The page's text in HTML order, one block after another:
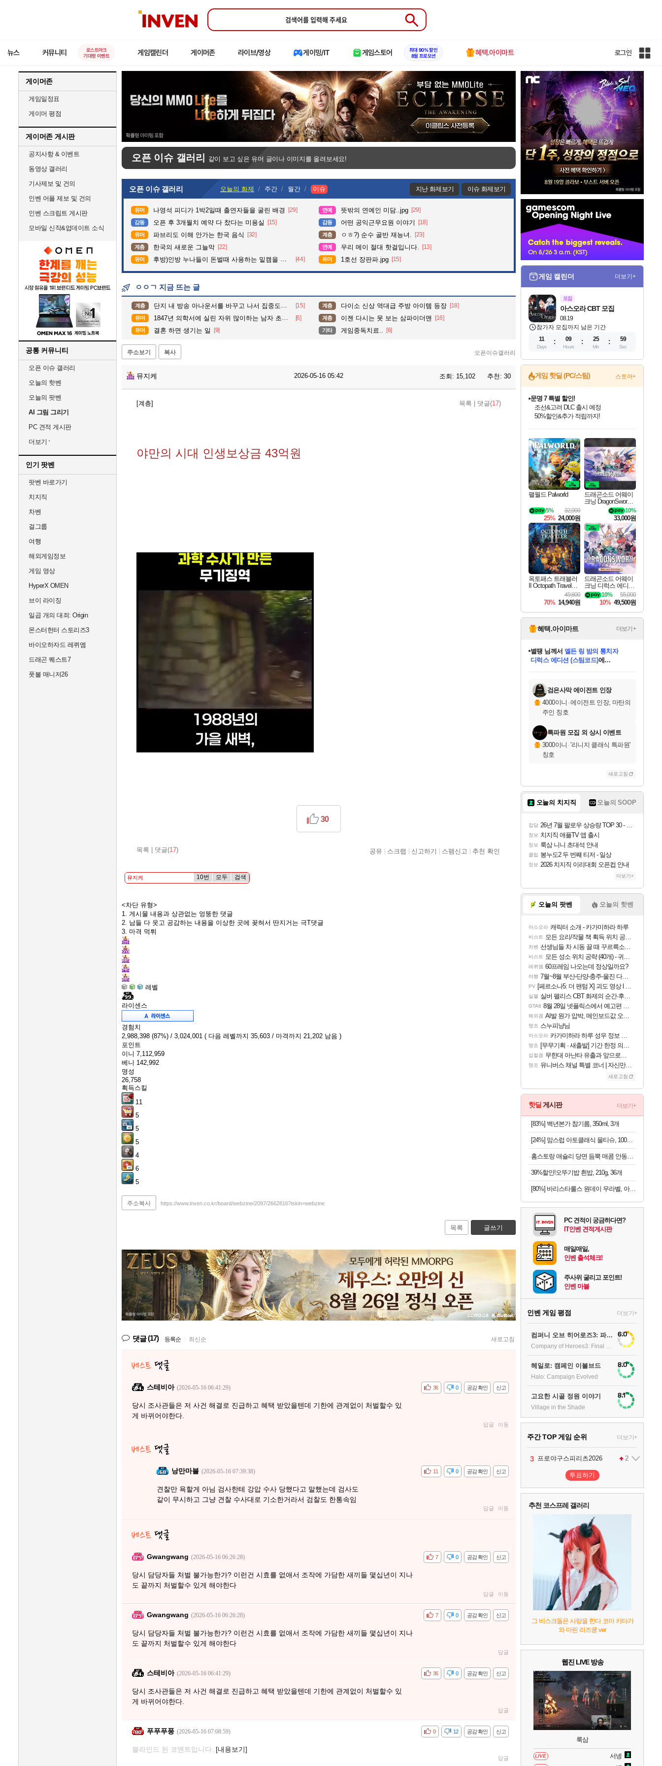
인
Submit
뉴스 커뮤니티
로스트아크
기대평 이벤트
게임캘린더 게이머존 라이브/영상 게이밍/IT 게임스토어
최대 90% 할인
8월 프로모션
혜택.아이마트 로그인
인
게이머존
게임일정표
게이머 평점
게이머존 게시판
공지사항 & 이벤트
동영상 갤러리
기사제보 및 건의
인벤 어플 제보 및 건의
인벤 스크립트 게시판
모바일 신작&업데이트 소식
공통 커뮤니티
오픈 이슈 갤러리
오늘의 핫벤
오늘의 팟벤
AI 그림 그리기
PC 견적 게시판
더보기
인기 팟벤
팟벤 바로가기
치지직
차벤
걸그룹
여행
해외게임정보
게임 영상
HyperX OMEN
브이 라이징
일곱 개의 대죄: Origin
몬스터헌터 스토리즈3
바이오하자드 레퀴엠
드래곤 퀘스트7
풋볼 매니저26
오픈 이슈 갤러리 같이 보고 싶은 유머 글이나 이미지를 올려보세요!
오픈 이슈 갤러리 오늘의 화제 주간 월간 이슈 지난 화제보기 이슈 화제보기
유머 나영석 피디가 1박2일때 출연자들을 굴린 배경 [29] 연예 뜻밖의 연예인 미담..jpg [29]
감동 오픈 후 3개월치 예약 다 찼다는 미용실 [15] 감동 어떤 공익근무요원 이야기 [18]
유머 파브리도 이해 안가는 한국 음식 [32] 계층 ㅇㅎ?) 순수 골반 재능녀. [23]
계층 한국의 새로운 그늘막 [22] 연예 우리 메이 절대 핫걸입니다. [13]
유머 후방)인방 누나들이 돈벌때 사용하는 밑캠을 알아보자 [44] 유머 1호선 장판파.jpg [15]
ㅇㅇㄱ 지금 뜨는 글
계층 단지 내 방송 아나운서를 바꾸고 나서 집중도가 확 올라갔다는 한 아파트의 안내방송 [15] 계층 다이소 신상 역대급 주방 아이템 등장 [18]
유머 1847년 의학서에 실린 자위 많이하는 남자 초상화 [6] 계층 이젠 다시는 못 보는 삼파이더맨 [16]
유머 결혼 하면 생기는 일 [9] 기타 게임중독치료.. [6]
주소보기 복사 오픈이슈갤러리
뮤지케 2026-05-16 05:42 조회: 15,102 추천: 30
[계층] 목록 댓글(17)
야만의 시대 인생보상금 43억원
목록 댓글(17)
30
공유 스크랩 신고하기 스팸신고 추천 확인
10번 모두 검색
<차단 유형>
1. 게시물 내용과 상관없는 엉뚱한 댓글
2. 남들 다 웃고 공감하는 내용을 이상한 곳에 꽂혀서 딴지거는 극T댓글
3. 마격 먹튀
레벨
라이센스
경험치
2,988,398 (87%) / 3,024,001 ( 다음 레벨까지 35,603 / 마격까지 21,202 남음 )
포인트
이니 7,112,959
베니 142,992
명성
26,758
획득스킬
11
5
5
5
4
6
5
주소복사 https://www.inven.co.kr/board/webzine/2097/2662816?iskin=webzine
목록 글쓰기
댓글(17) 등록순 최신순 새로고침
스테비아 (2026-05-16 06:41:29) 신고
공감 확인
비공감 0
36
당시 조사관들은 저 사건 해결로 진급하고 혜택 받았을텐데 기한에 관계없이 처벌할수 있
게 바뀌어야한다.
답글 이동
낭만마블 (2026-05-16 07:39:38) 신고
공감 확인
비공감 0
11
견찰만 욕할게 아님 검사한테 강압 수사 당했다고 말했는데 검사도
같이 무시하고 그냥 견찰 수사대로 기소한거라서 검찰도 한통속임
답글 이동
Gwangwang (2026-05-16 06:26:28) 신고
공감 확인
비공감 0
7
당시 담당자들 처벌 불가능한가? 이런건 시효를 없애서 조작에 가담한 새끼들 몇십년이 지나
도 끝까지 처벌할수 있게 해야한다
답글 이동
Gwangwang (2026-05-16 06:26:28) 신고
공감 확인
비공감 0
7
당시 담당자들 처벌 불가능한가? 이런건 시효를 없애서 조작에 가담한 새끼들 몇십년이 지나
도 끝까지 처벌할수 있게 해야한다
답글
스테비아 (2026-05-16 06:41:29) 신고
공감 확인
비공감 0
36
당시 조사관들은 저 사건 해결로 진급하고 혜택 받았을텐데 기한에 관계없이 처벌할수 있
게 바뀌어야한다.
답글
푸푸푸풍 (2026-05-16 07:08:59) 신고
공감 확인
비공감 12
0
블라인드 된 코멘트입니다. [내용보기]
답글
벤
게임 캘린더 더보기+
모집
08.19
아스오라 CBT 모집
참가자 모집까지 남은 기간
11
Days
09
Hours
25
Min
57
Sec
게임 핫딜 (PC/스팀) 스토어+
최대 90% 할인가를 만나보세요!
네이버혜택과 함께 만나보세요!
문명 7 특별 할인!
조선&고려 DLC 출시 예정
50%할인&추가 적립까지!
마블 투혼 파이팅 소울즈 정식출시!
마블 히어로 총 출동&화려한 격투!
네이버 포인트 혜택까지!
이니&베니 혜택까지!
네이버 혜택가와 함께 예약하세요!
할인&네이버혜택으로 만나보세요!
네이버페이 혜택과 만나보세요!
40주년 프로모션으로 만나보세요!
할인가에 만나보세요!
일부 에디션 상시 할인!
혜택으로 예약 판매 중
편안하게 충전하세요
팰월드 Palworld
32,000
5%
25% 24,000원
드래곤소드 어웨이
크닝 DragonSword A
10%
33,000원
옥토패스 트래블러
II Octopath Traveler I
49,800
70% 14,940원
드래곤소드 어웨이
크닝 디럭스 에디션
DragonSword Awake
ning Deluxe Edition
55,000
10%
10% 49,500원
혜택.아이마트 더보기+
교환.
당첨되셨습니다.
니코 님께서 (본편포함) 데이브 더
다이버 인 더 정글 번들 (스팀코드)
당첨되셨습니다.
당첨되셨습니다.
당첨되셨습니다.
당첨되셨습니다.
당첨되셨습니다.
에디션 (스팀코드)를 교환.
당첨되셨습니다.
검은사막 에이전트 인장
4000이니 ·에이전트 인장, 마탄의
주인 칭호
특파원 모집 외 상시 이벤트
3000이니 ·'리니지 클래식 특파원'
칭호
새로고침
오늘의 치지직 오늘의 SOOP
잡담 26년 7월 팔로우 상승량 TOP 30 - 월간 치지직
정보 치지직 애플TV 앱 출시
정보 룩삼 니니 초대석 안내
클립 봉누도2 두 번째 티저 - 일상
정보 2026 치지직 이리대회 오픈컵 안내
더보기+
오늘의 팟벤 오늘의 핫벤
아스오라 캐릭터 소개 - 카가미하라 하루
비스트 모든 요리/작물 책 획득 위치 공략 (36개) - 미식가 도전과제
차벤 선생님들 차 시동 끌 때 꾸르륵소리나는데
비스트 모든 성소 위치 공략 (40개) - 귀환한 영혼 도전과제
레퀴엠 60프레임 나오는데 정상일까요?
여행 7월~8월 부산-단양-충주-울진 다녀왔어요~
PV [페르소나5: 더 팬텀 X] 괴도 영상 l 타카마키 안·댄싱 스타
실팰 실버 팰리스 CBT 화제의 순간·후기 모음
GTA6 8월 28일 넷플릭스에서 예고편 공개 예정
해외겜 AI발 원가 압박, 메인보드값 오르나
명조 스누피냥님
아스오라 카가미하라 하루 성우 정보 및 주요 필모
명조 [무무기획 · 새출발] 기간 한정 의뢰 이벤트
섭컬겜 무한대 아난타 유출과 앞으로의 예상 (루머)
명조 유니버스 채널 특별 코너 | 자신만의 스타일
새로고침
핫딜 게시판 더보기+
[83%] 백년본가 참기름, 350ml, 3개
[24%] 맘스럽 아토클래식 물티슈, 100매입, 20팩
홈스토랑 애슐리 당면 듬뿍 매콤 안동찜닭 2인분, 852g, 1개
39%할인!오뚜기밥 흰밥, 210g, 36개
[80%] 바리스타룰스 원데이 무라벨, 아메리카노, 350ml, 20개
PC 견적이 궁금하다면?
IT인벤 견적게시판
매일매일,
인벤 출석체크!
주사위 굴리고 포인트!
인벤 마블
인벤 게임 평점 더보기+
컴퍼니 오브 히어로즈3: 파이널 스탠드 6.0
헤일로: 캠페인 이볼브드
Halo: Campaign Evolved
8.0
고요한 시골 정원 이야기
Village in the Shade
8.1
주간 TOP 게임 순위 더보기+
1 팰월드
2 1
3 프로야구스피리츠2026 2
4 드래곤소드 : 어웨이크닝 2
5 블라인드 삼국 1
리듬 천국 미라클 스타즈
헤일로: 캠페인 이볼브드
캡틴 츠바사 2 월드 파이터즈
투표하기
추천 코스프레 갤러리
그 비스크돌은 사랑을 한다 코마 키타가
와 마린 리즈큥 ver
웹진 LIVE 방송
룩삼
LIVE 서넹